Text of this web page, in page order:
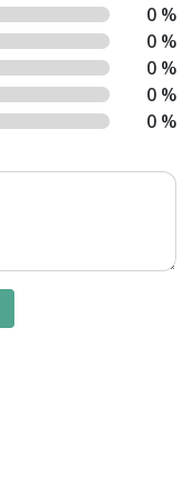
0 %
0 %
0 %
0 %
0 %